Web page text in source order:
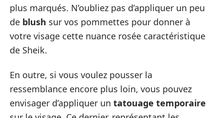
plus marqués. N’oubliez pas d’appliquer un peu
de blush sur vos pommettes pour donner à
votre visage cette nuance rosée caractéristique
de Sheik.
En outre, si vous voulez pousser la
ressemblance encore plus loin, vous pouvez
envisager d’appliquer un tatouage temporaire